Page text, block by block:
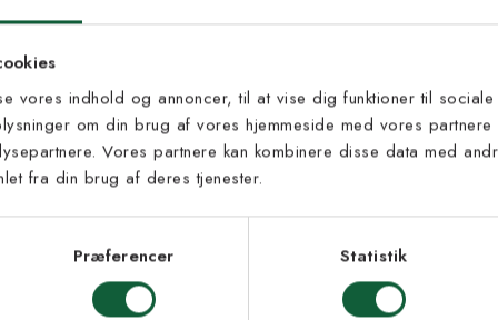
vores indhold og annoncer, til at vise dig funktioner til
om din brug af vores hjemmeside med vores
Vores partnere kan kombinere disse data med
fra din brug af deres tjenester.
Præferencer Statistik
mål kan forekomme.
muligheden for at bestille op til
dette beløb refunderer vi, når
Find det rette tæppe til dig!
at modtage vores tilbud,